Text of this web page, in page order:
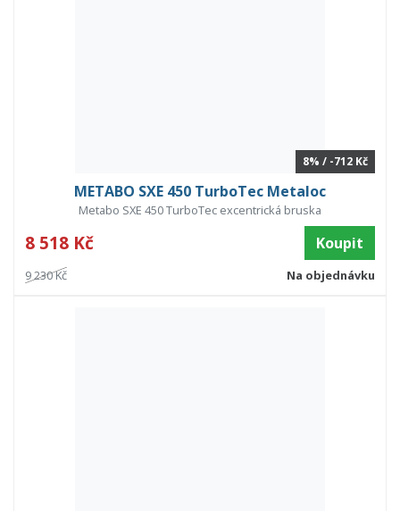
8% / -712 Kč
METABO SXE 450 TurboTec Metaloc
Metabo SXE 450 TurboTec excentrická bruska
8 518 Kč Koupit
9 230 Kč Na objednávku